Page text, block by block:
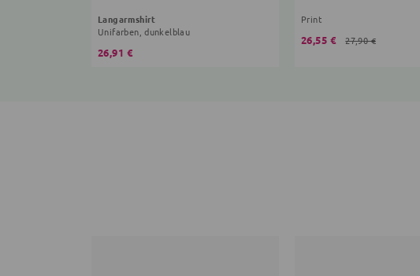
Langarmshirt
Unifarben, dunkelblau
26,91 €
Print
26,55 € 27,90 €